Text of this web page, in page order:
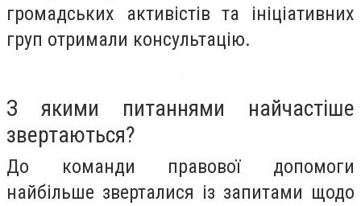
громадських активістів та ініціативних
груп отримали консультацію.
З якими питаннями найчастіше
звертаються?
До команди правової допомоги
найбільше зверталися із запитами щодо